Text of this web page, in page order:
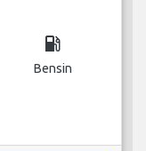
local_gas_station
Bensin